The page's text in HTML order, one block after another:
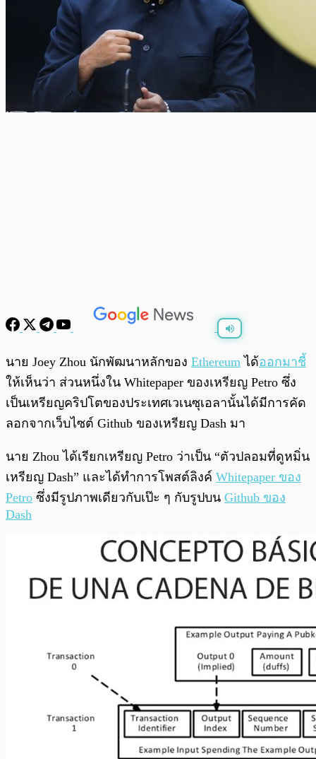
0:00/
นาย Joey Zhou นักพัฒนาหลักของ Ethereum ได้ออกมาชี้
ให้เห็นว่า ส่วนหนึ่งใน Whitepaper ของเหรียญ Petro ซึ่ง
เป็นเหรียญคริปโตของประเทศเวเนซุเอลานั้นได้มีการคัด
ลอกจากเว็บไซต์ Github ของเหรียญ Dash มา
นาย Zhou ได้เรียกเหรียญ Petro ว่าเป็น “ตัวปลอมที่ดูหมิ่น
เหรียญ Dash” และได้ทำการโพสต์ลิงค์ Whitepaper ของ
Petro ซึ่งมีรูปภาพเดียวกับเป๊ะ ๆ กับรูปบน Github ของ
Dash